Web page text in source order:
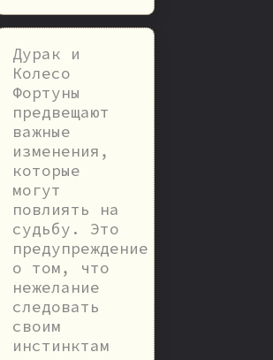
Дурак и
Колесо
Фортуны
предвещают
важные
изменения,
которые
могут
повлиять на
судьбу. Это
предупреждение
о том, что
нежелание
следовать
своим
инстинктам